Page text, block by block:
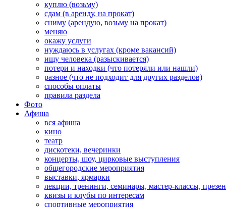
куплю (возьму)
сдам (в аренду, на прокат)
сниму (арендую, возьму на прокат)
меняю
окажу услуги
нуждаюсь в услугах (кроме вакансий)
ищу человека (разыскивается)
потери и находки (что потеряли или нашли)
разное (что не подходит для других разделов)
способы оплаты
правила раздела
Фото
Афиша
вся афиша
кино
театр
дискотеки, вечеринки
концерты, шоу, цирковые выступления
общегородские мероприятия
выставки, ярмарки
лекции, тренинги, семинары, мастер-классы,
квизы и клубы по интересам
спортивные мероприятия